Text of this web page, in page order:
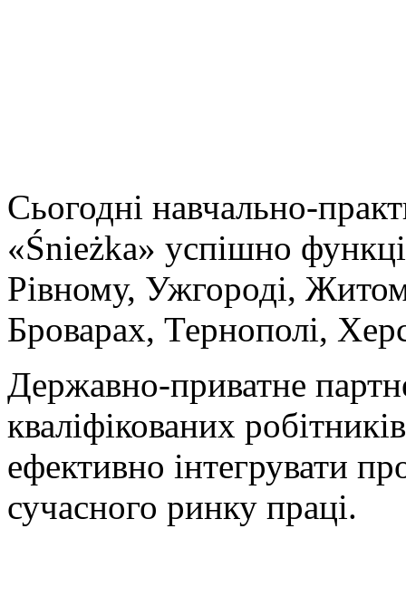
Сьогодні навчально-
«Śnieżka» успішно
Рівному, Ужгороді,
Броварах, Тернополі,
Державно-приватне
кваліфікованих
ефективно інтегрувати
сучасного ринку праці.